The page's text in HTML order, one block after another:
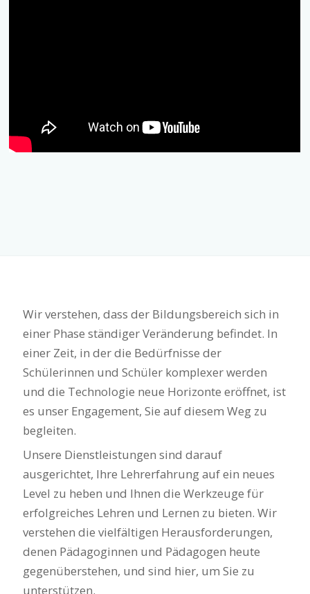
Wir verstehen, dass der Bildungsbereich sich in
einer Phase ständiger Veränderung befindet. In
einer Zeit, in der die Bedürfnisse der
Schülerinnen und Schüler komplexer werden
und die Technologie neue Horizonte eröffnet, ist
es unser Engagement, Sie auf diesem Weg zu
begleiten.
Unsere Dienstleistungen sind darauf
ausgerichtet, Ihre Lehrerfahrung auf ein neues
Level zu heben und Ihnen die Werkzeuge für
erfolgreiches Lehren und Lernen zu bieten. Wir
verstehen die vielfältigen Herausforderungen,
denen Pädagoginnen und Pädagogen heute
gegenüberstehen, und sind hier, um Sie zu
unterstützen.